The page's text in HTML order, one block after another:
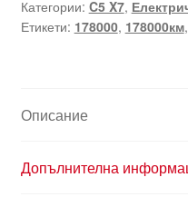
X7
пробег
Категории: C5 X7,
Етикети: 178000, 178000км,
Описание
Допълнителна